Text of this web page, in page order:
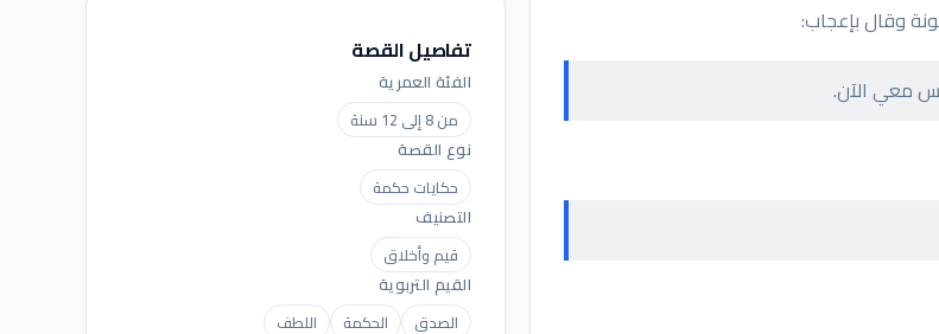
وقال بإعجاب:
معي الآن.
تفاصيل القصة
الفئة العمرية
من 8 إلى 12 سنة
نوع القصة
حكايات حكمة
التصنيف
قيم وأخلاق
القيم التربوية
الصدق
الحكمة اللطف